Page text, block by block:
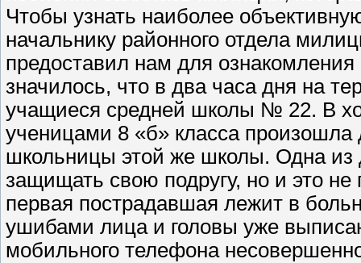
Чтобы узнать наиболее
начальнику районного отдела
предоставил нам для
значилось, что в два часа дня на
учащиеся средней школы № 22. В
ученицами 8 «б» класса
школьницы этой же школы. Одна
защищать свою подругу, но и это
первая пострадавшая лежит в
ушибами лица и головы уже
мобильного телефона